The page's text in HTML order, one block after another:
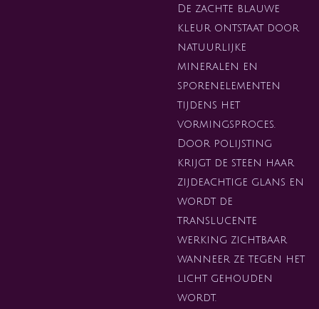
De zachte blauwe
kleur ontstaat door
natuurlijke
mineralen en
sporenelementen
tijdens het
vormingsproces.
Door polijsting
krijgt de steen haar
zijdeachtige glans en
wordt de
translucente
werking zichtbaar
wanneer ze tegen het
licht gehouden
wordt.